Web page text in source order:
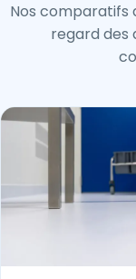
Nos comparatifs
regard des